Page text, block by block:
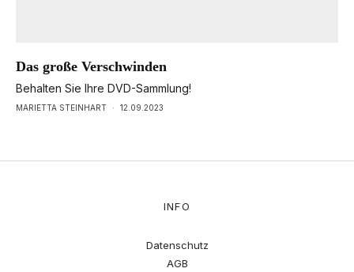
Das große Verschwinden
Behalten Sie Ihre DVD-Sammlung!
MARIETTA STEINHART · 12.09.2023
INFO
Datenschutz
AGB